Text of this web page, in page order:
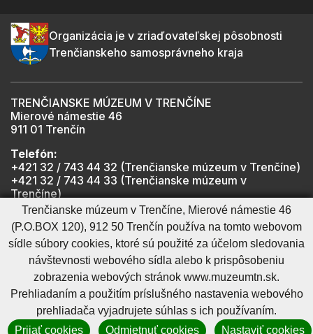
Organizácia je v zriaďovateľskej pôsobnosti
Trenčianskeho samosprávneho kraja
TRENČIANSKE MÚZEUM V TRENČÍNE
Mierové námestie 46
911 01 Trenčín
Telefón:
+421 32 / 743 44 32 (Trenčianske múzeum v Trenčíne)
+421 32 / 743 44 33 (Trenčianske múzeum v
Trenčíne)
+421 901 918 825 (Trenčiansky hrad - informátor -
počas otváracích hodín hradu)
Mapa stránkyRSSCookies nastavenieOchrana osobných údajov
Cookies - viac informáciíVyhlásenie o prístupnosti
Technický prevádzkovateľSprávca obsahu
GenerujeCMS BUXUS
Trenčianske múzeum v Trenčíne, Mierové námestie 46
(P.O.BOX 120), 912 50 Trenčín používa na tomto webovom
sídle súbory cookies, ktoré sú použité za účelom sledovania
návštevnosti webového sídla alebo k prispôsobeniu
zobrazenia webových stránok www.muzeumtn.sk.
Prehliadaním a použitím príslušného nastavenia webového
prehliadača vyjadrujete súhlas s ich používaním.
Prijať cookies
Odmietnuť cookies Nastaviť cookies